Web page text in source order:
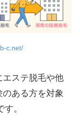
c.net/
ステ脱毛や他
ある方を対象
。